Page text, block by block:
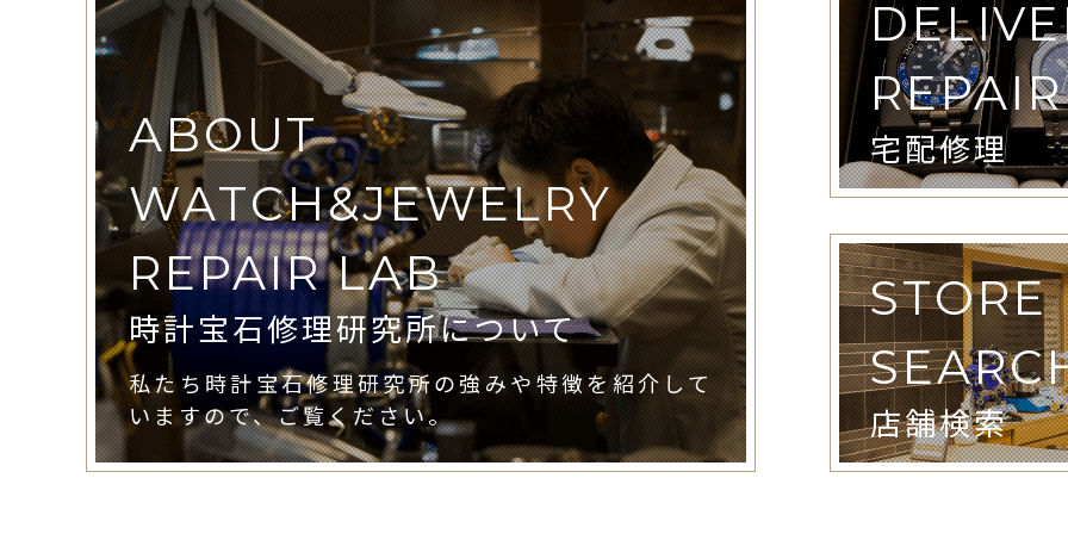
ABOUT
WATCH&JEWELRY
REPAIR LAB
時計宝石修理研究所について
私たち時計宝石修理研究所の強みや特徴を紹介して
いますので、ご覧ください。
REPAIR
宅配修理
STORE
店舗検索